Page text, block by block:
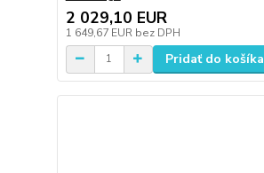
2 029,10 EUR
1 649,67 EUR bez DPH
Pridať do košíka